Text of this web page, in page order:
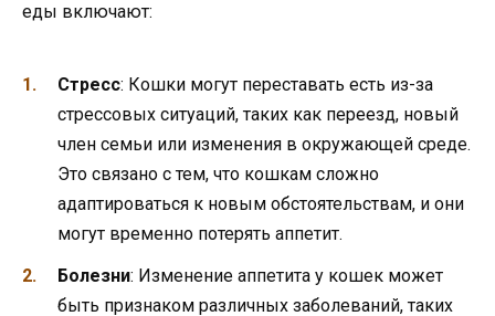
еды включают:
Стресс: Кошки могут переставать есть из-за
стрессовых ситуаций, таких как переезд, новый
член семьи или изменения в окружающей среде.
Это связано с тем, что кошкам сложно
адаптироваться к новым обстоятельствам, и они
могут временно потерять аппетит.
Болезни: Изменение аппетита у кошек может
быть признаком различных заболеваний, таких